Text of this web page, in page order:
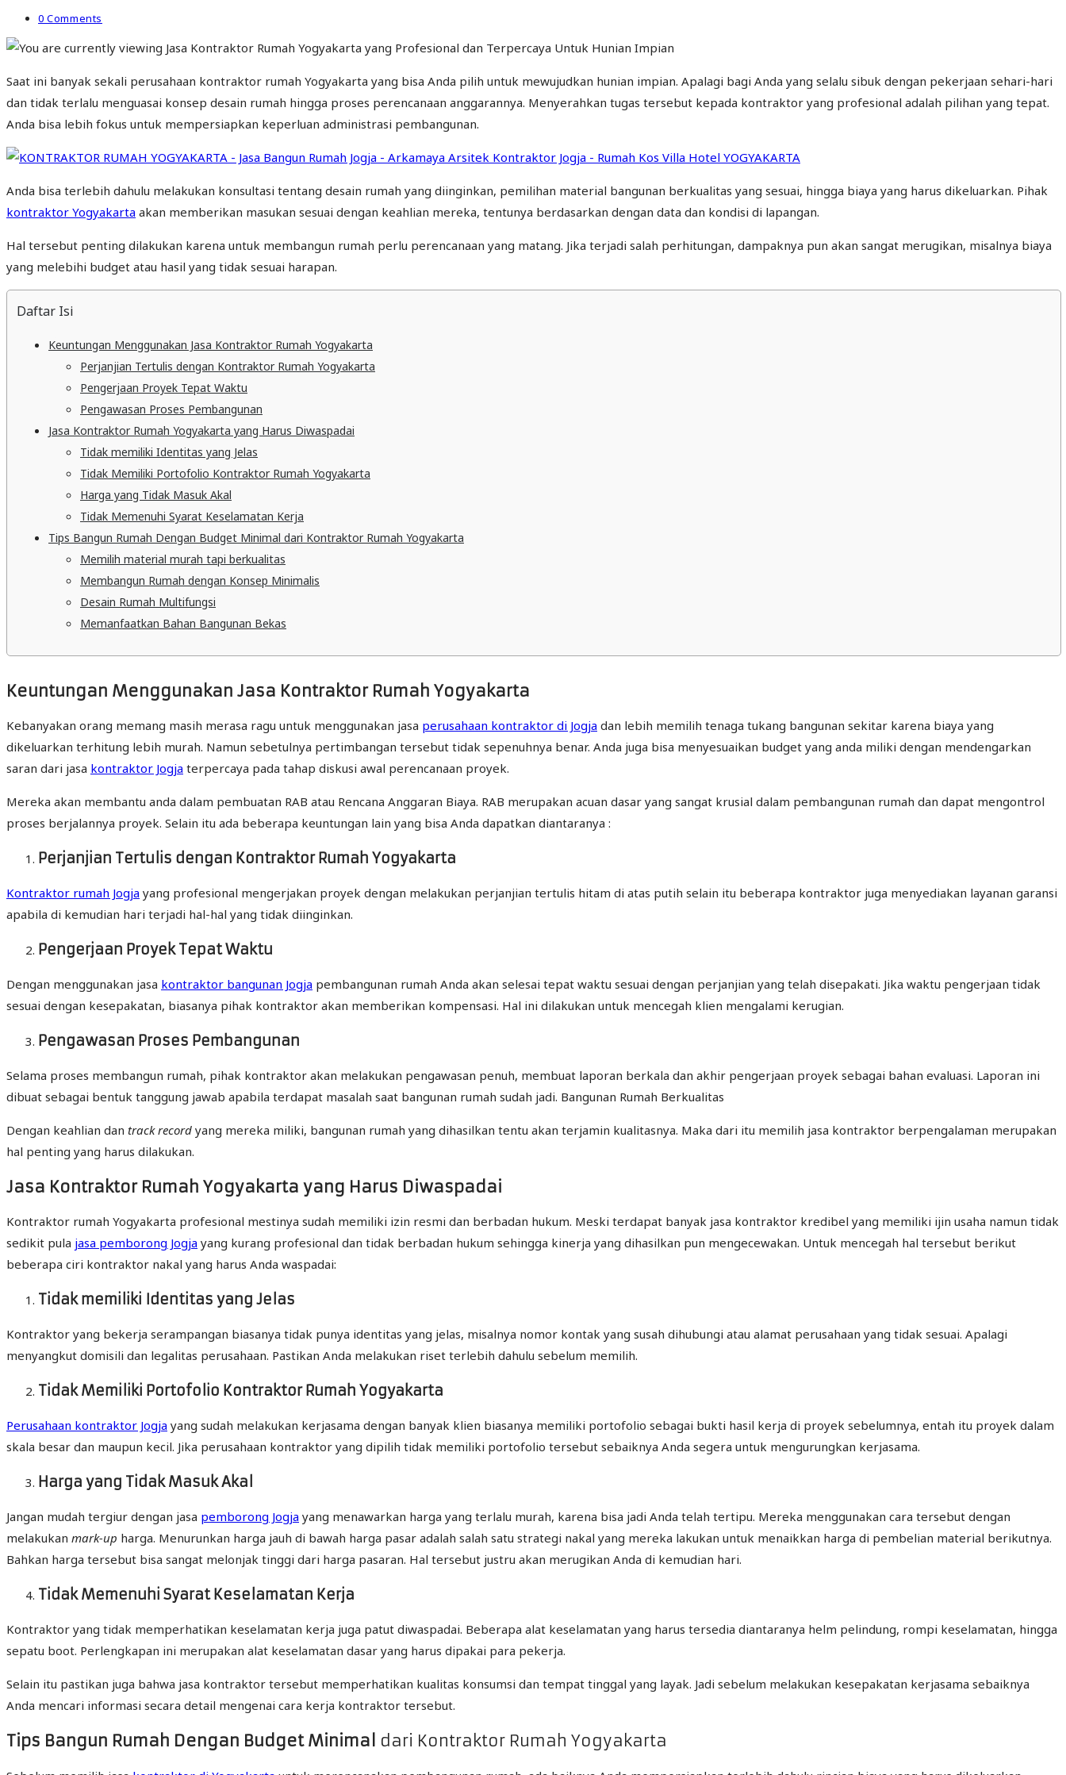
0 Comments
Saat ini banyak sekali perusahaan kontraktor rumah Yogyakarta yang bisa Anda pilih untuk mewujudkan hunian impian. Apalagi bagi Anda yang selalu sibuk dengan pekerjaan sehari-hari
dan tidak terlalu menguasai konsep desain rumah hingga proses perencanaan anggarannya. Menyerahkan tugas tersebut kepada kontraktor yang profesional adalah pilihan yang tepat.
Anda bisa lebih fokus untuk mempersiapkan keperluan administrasi pembangunan.
Anda bisa terlebih dahulu melakukan konsultasi tentang desain rumah yang diinginkan, pemilihan material bangunan berkualitas yang sesuai, hingga biaya yang harus dikeluarkan. Pihak
kontraktor Yogyakarta akan memberikan masukan sesuai dengan keahlian mereka, tentunya berdasarkan dengan data dan kondisi di lapangan.
Hal tersebut penting dilakukan karena untuk membangun rumah perlu perencanaan yang matang. Jika terjadi salah perhitungan, dampaknya pun akan sangat merugikan, misalnya biaya
yang melebihi budget atau hasil yang tidak sesuai harapan.
Daftar Isi
Keuntungan Menggunakan Jasa Kontraktor Rumah Yogyakarta
Perjanjian Tertulis dengan Kontraktor Rumah Yogyakarta
Pengerjaan Proyek Tepat Waktu
Pengawasan Proses Pembangunan
Jasa Kontraktor Rumah Yogyakarta yang Harus Diwaspadai
Tidak memiliki Identitas yang Jelas
Tidak Memiliki Portofolio Kontraktor Rumah Yogyakarta
Harga yang Tidak Masuk Akal
Tidak Memenuhi Syarat Keselamatan Kerja
Tips Bangun Rumah Dengan Budget Minimal dari Kontraktor Rumah Yogyakarta
Memilih material murah tapi berkualitas
Membangun Rumah dengan Konsep Minimalis
Desain Rumah Multifungsi
Memanfaatkan Bahan Bangunan Bekas
Keuntungan Menggunakan Jasa Kontraktor Rumah Yogyakarta
Kebanyakan orang memang masih merasa ragu untuk menggunakan jasa perusahaan kontraktor di Jogja dan lebih memilih tenaga tukang bangunan sekitar karena biaya yang
dikeluarkan terhitung lebih murah. Namun sebetulnya pertimbangan tersebut tidak sepenuhnya benar. Anda juga bisa menyesuaikan budget yang anda miliki dengan mendengarkan
saran dari jasa kontraktor Jogja terpercaya pada tahap diskusi awal perencanaan proyek.
Mereka akan membantu anda dalam pembuatan RAB atau Rencana Anggaran Biaya. RAB merupakan acuan dasar yang sangat krusial dalam pembangunan rumah dan dapat mengontrol
proses berjalannya proyek. Selain itu ada beberapa keuntungan lain yang bisa Anda dapatkan diantaranya :
Perjanjian Tertulis dengan Kontraktor Rumah Yogyakarta
Kontraktor rumah Jogja yang profesional mengerjakan proyek dengan melakukan perjanjian tertulis hitam di atas putih selain itu beberapa kontraktor juga menyediakan layanan garansi
apabila di kemudian hari terjadi hal-hal yang tidak diinginkan.
Pengerjaan Proyek Tepat Waktu
Dengan menggunakan jasa kontraktor bangunan Jogja pembangunan rumah Anda akan selesai tepat waktu sesuai dengan perjanjian yang telah disepakati. Jika waktu pengerjaan tidak
sesuai dengan kesepakatan, biasanya pihak kontraktor akan memberikan kompensasi. Hal ini dilakukan untuk mencegah klien mengalami kerugian.
Pengawasan Proses Pembangunan
Selama proses membangun rumah, pihak kontraktor akan melakukan pengawasan penuh, membuat laporan berkala dan akhir pengerjaan proyek sebagai bahan evaluasi. Laporan ini
dibuat sebagai bentuk tanggung jawab apabila terdapat masalah saat bangunan rumah sudah jadi. Bangunan Rumah Berkualitas
Dengan keahlian dan track record yang mereka miliki, bangunan rumah yang dihasilkan tentu akan terjamin kualitasnya. Maka dari itu memilih jasa kontraktor berpengalaman merupakan
hal penting yang harus dilakukan.
Jasa Kontraktor Rumah Yogyakarta yang Harus Diwaspadai
Kontraktor rumah Yogyakarta profesional mestinya sudah memiliki izin resmi dan berbadan hukum. Meski terdapat banyak jasa kontraktor kredibel yang memiliki ijin usaha namun tidak
sedikit pula jasa pemborong Jogja yang kurang profesional dan tidak berbadan hukum sehingga kinerja yang dihasilkan pun mengecewakan. Untuk mencegah hal tersebut berikut
beberapa ciri kontraktor nakal yang harus Anda waspadai:
Tidak memiliki Identitas yang Jelas
Kontraktor yang bekerja serampangan biasanya tidak punya identitas yang jelas, misalnya nomor kontak yang susah dihubungi atau alamat perusahaan yang tidak sesuai. Apalagi
menyangkut domisili dan legalitas perusahaan. Pastikan Anda melakukan riset terlebih dahulu sebelum memilih.
Tidak Memiliki Portofolio Kontraktor Rumah Yogyakarta
Perusahaan kontraktor Jogja yang sudah melakukan kerjasama dengan banyak klien biasanya memiliki portofolio sebagai bukti hasil kerja di proyek sebelumnya, entah itu proyek dalam
skala besar dan maupun kecil. Jika perusahaan kontraktor yang dipilih tidak memiliki portofolio tersebut sebaiknya Anda segera untuk mengurungkan kerjasama.
Harga yang Tidak Masuk Akal
Jangan mudah tergiur dengan jasa pemborong Jogja yang menawarkan harga yang terlalu murah, karena bisa jadi Anda telah tertipu. Mereka menggunakan cara tersebut dengan
melakukan mark-up harga. Menurunkan harga jauh di bawah harga pasar adalah salah satu strategi nakal yang mereka lakukan untuk menaikkan harga di pembelian material berikutnya.
Bahkan harga tersebut bisa sangat melonjak tinggi dari harga pasaran. Hal tersebut justru akan merugikan Anda di kemudian hari.
Tidak Memenuhi Syarat Keselamatan Kerja
Kontraktor yang tidak memperhatikan keselamatan kerja juga patut diwaspadai. Beberapa alat keselamatan yang harus tersedia diantaranya helm pelindung, rompi keselamatan, hingga
sepatu boot. Perlengkapan ini merupakan alat keselamatan dasar yang harus dipakai para pekerja.
Selain itu pastikan juga bahwa jasa kontraktor tersebut memperhatikan kualitas konsumsi dan tempat tinggal yang layak. Jadi sebelum melakukan kesepakatan kerjasama sebaiknya
Anda mencari informasi secara detail mengenai cara kerja kontraktor tersebut.
Tips Bangun Rumah Dengan Budget Minimal dari Kontraktor Rumah Yogyakarta